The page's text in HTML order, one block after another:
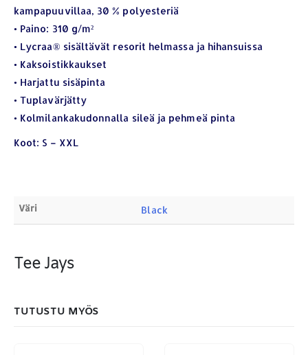
kampapuuvillaa, 30 % polyesteriä
• Paino: 310 g/m²
• Lycraa® sisältävät resorit helmassa ja hihansuissa
• Kaksoistikkaukset
• Harjattu sisäpinta
• Tuplavärjätty
• Kolmilankakudonnalla sileä ja pehmeä pinta
Koot: S – XXL
Väri Black
Tee Jays
TUTUSTU MYÖS
YHTEYSTIEDOT
Osoite: Hikivuorenkatu 14 C 20, 33710 Tampere
Puhelin: 040-7549431
Sähköposti:
royal.yrityslahjat@gmail.com
ETSI TUOTTEITA